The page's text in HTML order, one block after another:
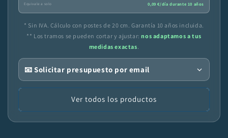
Equivale a solo 0,09 €/día durante 10 años
* Sin IVA. Cálculo con postes de 20 cm. Garantía 10 años incluida.
** Los tramos se pueden cortar y ajustar:nos adaptamos a tus
medidas exactas
📧 Solicitar presupuesto por email
Ver todos los productos